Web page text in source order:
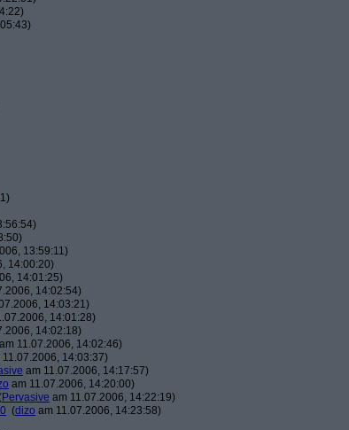
13:59:11)
14:00:20)
14:01:25)
14:02:54)
14:03:21)
14:01:28)
14:02:18)
am 11.07.2006, 14:02:46)
11.07.2006, 14:03:37)
am 11.07.2006, 14:17:57)
am 11.07.2006, 14:20:00)
Pervasive am 11.07.2006, 14:22:19)
(dizo am 11.07.2006, 14:23:58)